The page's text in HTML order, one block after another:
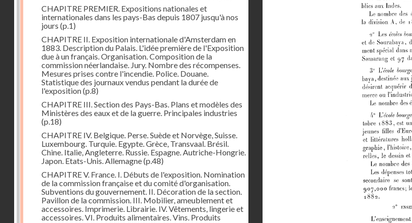
CHAPITRE PREMIER. Expositions nationales et
internationales dans les pays-Bas depuis 1807 jusqu'à nos
jours (p.1)
CHAPITRE II. Exposition internationale d'Amsterdam en
1883. Description du Palais. L'idée première de l'Exposition
due à un français. Organisation. Composition de la
commission néerlandaise. Jury. Nombre des récompenses.
Mesures prises contre l'incendie. Police. Douane.
Statistique des journaux vendus pendant la durée de
l'exposition(p.8)
CHAPITRE III. Section des Pays-Bas. Plans et modèles des
Ministères des eaux et de la guerre. Principales industries
(p.18)
CHAPITRE IV. Belgique. Perse. Suède et Norvège, Suisse.
Luxembourg. Turquie. Egypte. Grèce, Transvaal. Brésil.
Chine. Italie, Angleterre. Russie. Espagne. Autriche-Hongrie.
Japon. Etats-Unis. Allemagne(p.48)
CHAPITRE V. France. I. Débuts de l'exposition. Nomination
de la commission française et du comité d'organisation.
Subventions du gouvernement. II. Décoration de la section.
Pavillon de la commission. III. Mobilier, ameublement et
accessoires. Imprimerie. Librairie. IV. Vêtements, lingerie et
accessoires. VI. Produits alimentaires. Vins. Produits